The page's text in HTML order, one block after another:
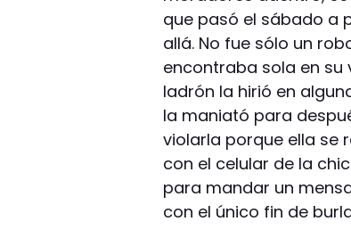
que pasó el sábado a
allá. No fue sólo un
encontraba sola en su
ladrón la hirió en
la maniató para
violarla porque ella se
con el celular de la
para mandar un
con el único fin de